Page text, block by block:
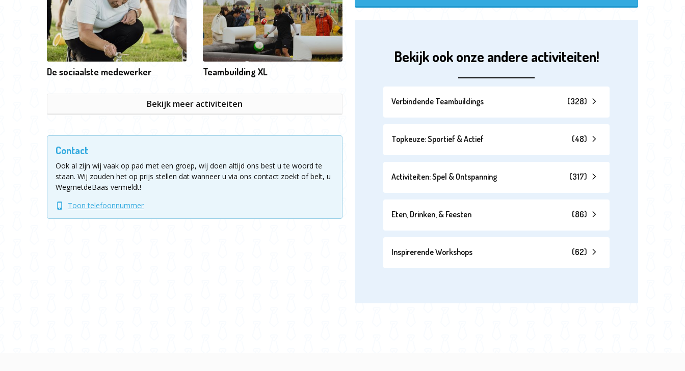
De sociaalste medewerker Teambuilding XL
Bekijk meer activiteiten
Contact
Ook al zijn wij vaak op pad met een groep, wij doen altijd ons best u te woord te
staan. Wij zouden het op prijs stellen dat wanneer u via ons contact zoekt of belt, u
WegmetdeBaas vermeldt!
Toon telefoonnummer
Bekijk ook onze andere activiteiten!
Verbindende Teambuildings (328)
Topkeuze: Sportief & Actief (48)
Activiteiten: Spel & Ontspanning (317)
Eten, Drinken, & Feesten (86)
Inspirerende Workshops (62)